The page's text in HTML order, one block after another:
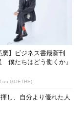
廣】ビジネス書最新刊
僕たちはどう働くか』
on GOETHE)
し、自分より優れた人